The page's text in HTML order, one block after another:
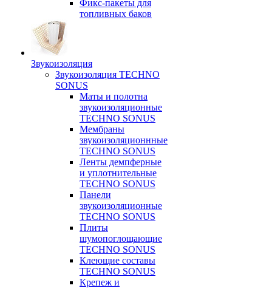
Фикс-пакеты для
топливных баков
Звукоизоляция
Звукоизоляция TECHNO
SONUS
Маты и полотна
звукоизоляционные
TECHNO SONUS
Мембраны
звукоизоляционнные
TECHNO SONUS
Ленты демпферные
и уплотнительные
TECHNO SONUS
Панели
звукоизоляционные
TECHNO SONUS
Плиты
шумопоглощающие
TECHNO SONUS
Клеющие составы
TECHNO SONUS
Крепеж и